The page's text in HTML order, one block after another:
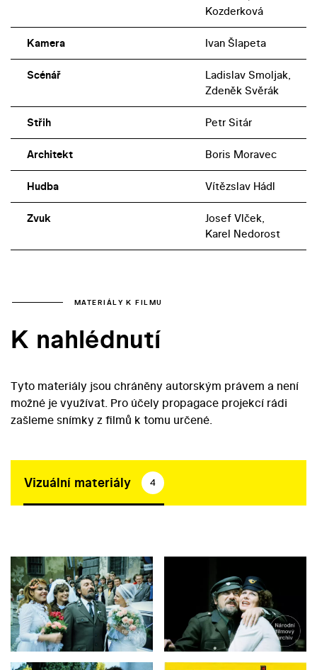
Kozderková
Kamera Ivan Šlapeta
Scénář
Ladislav Smoljak,
Zdeněk Svěrák
Střih Petr Sitár
Architekt Boris Moravec
Hudba Vítězslav Hádl
Zvuk
Josef Vlček,
Karel Nedorost
MATERIÁLY K FILMU
K nahlédnutí
Tyto materiály jsou chráněny autorským právem a není
možné je využívat. Pro účely propagace projekcí rádi
zašleme snímky z filmů k tomu určené.
Vizuální materiály 4